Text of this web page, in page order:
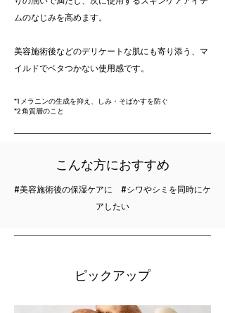
ムのなじみを高めます。
美容施術後などのデリケートな肌にも寄り添う、マ
イルドでベタつかない使用感です。
*1 メラニンの生成を抑え、しみ・そばかすを防ぐ
*2 角質層のこと
こんな方におすすめ
#美容施術後の保湿ケアに #シワやシミを同時にケ
アしたい
​ピックアップ